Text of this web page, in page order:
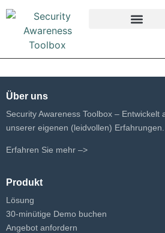
Über uns
Security Awareness Toolbox – Entwickelt
unserer eigenen (leidvollen) Erfahrungen.
Erfahren Sie mehr –>
Produkt
Lösung
30-minütige Demo buchen
Angebot anfordern